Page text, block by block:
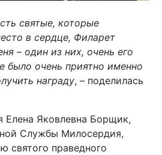
святые, которые
в сердце, Филарет
– один из них, очень его
было очень приятно именно
награду, – поделилась
Елена Яковлевна Борщик,
Службы Милосердия,
святого праведного